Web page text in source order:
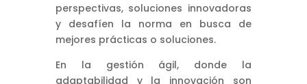
perspectivas, soluciones innovadoras
y desafíen la norma en busca de
mejores prácticas o soluciones.
En la gestión ágil, donde la
adaptabilidad y la innovación son